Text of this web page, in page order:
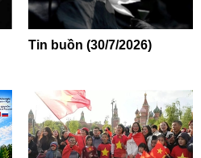
Tin buồn (30/7/2026)